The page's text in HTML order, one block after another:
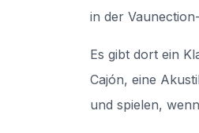
in der
Es gibt dort ein
Cajón, eine
und spielen,